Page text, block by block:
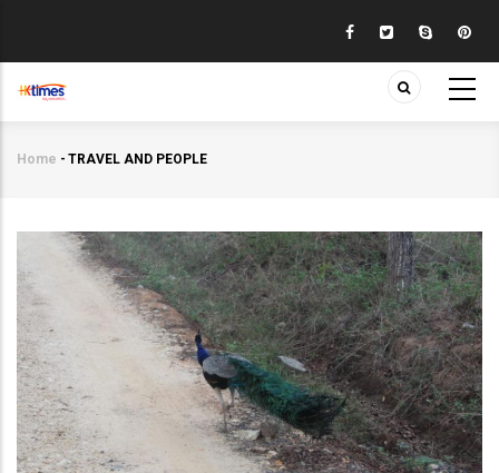
main
content
Home - TRAVEL AND PEOPLE